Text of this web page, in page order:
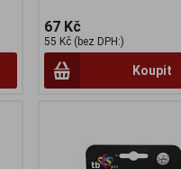
67 Kč
55 Kč (bez DPH:)
Koupit